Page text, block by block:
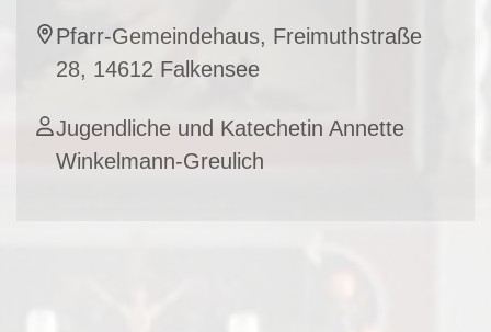
Pfarr-Gemeindehaus, Freimuthstraße
28, 14612 Falkensee
Jugendliche und Katechetin Annette
Winkelmann-Greulich